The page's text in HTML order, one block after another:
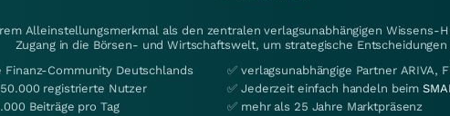
Alleinstellungsmerkmal als den zentralen verlagsunabhängigen
Zugang in die Börsen- und Wirtschaftswelt, um strategische
Finanz-Community Deutschlands
registrierte Nutzer
Beiträge pro Tag
✅ verlagsunabhängige Partner ARIVA,
✅ Jederzeit einfach handeln beim
✅ mehr als 25 Jahre Marktpräsenz